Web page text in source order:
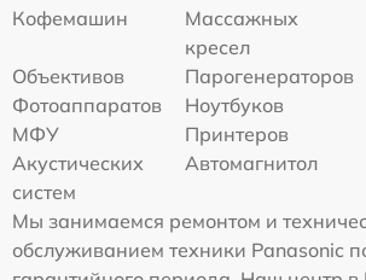
Кофемашин
Массажных
кресел
Объективов
Парогенераторов
Фотоаппаратов
Ноутбуков
МФУ
Принтеров
Акустических
систем
Автомагнитол
Мы занимаемся ремонтом и
обслуживанием техники Panasonic